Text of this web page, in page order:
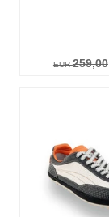
EUR259,00